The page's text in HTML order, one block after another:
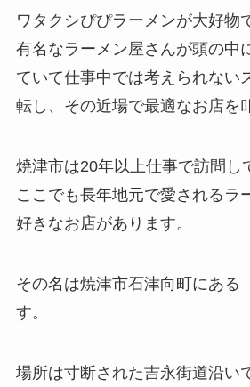
ワタクシぴぴラーメンが大好物
有名なラーメン屋さんが頭の中
ていて仕事中では考えられない
転し、その近場で最適なお店を
焼津市は20年以上仕事で訪問し
ここでも長年地元で愛されるラ
好きなお店があります。
その名は焼津市石津向町にある
す。
場所は寸断された吉永街道沿い